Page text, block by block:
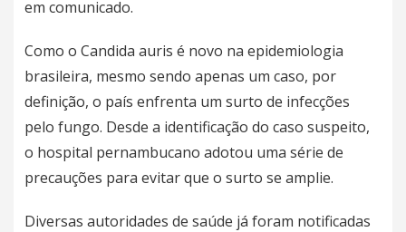
em comunicado.
Como o Candida auris é novo na epidemiologia
brasileira, mesmo sendo apenas um caso, por
definição, o país enfrenta um surto de infecções
pelo fungo. Desde a identificação do caso suspeito,
o hospital pernambucano adotou uma série de
precauções para evitar que o surto se amplie.
Diversas autoridades de saúde já foram notificadas